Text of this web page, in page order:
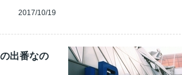
2017/10/19
出番なの